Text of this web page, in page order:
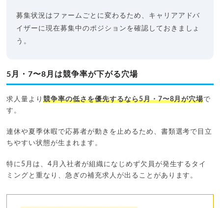
募集状況はファームごとに変わるため、キャリアアドバ
イザーに現在募集中のポジションを確認しておきましょ
う。
5月・7〜8月は競争率が下がる穴場
求人量より競争率の低さを優先するなら5月・7〜8月が穴場で
す。
連休や夏季休暇で応募者が動きを止めるため、書類選考で目立
ちやすい状態が生まれます。
特に5月は、4月入社者が組織になじめず欠員が発生するタイ
ミングと重なり、急ぎの補充求人が出ることがあります。